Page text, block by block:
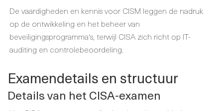
De vaardigheden en kennis voor CISM leggen de nadruk
op de ontwikkeling en het beheer van
beveiligingsprogramma's, terwijl CISA zich richt op IT-
auditing en controlebeoordeling.
Examendetails en structuur
Details van het CISA-examen